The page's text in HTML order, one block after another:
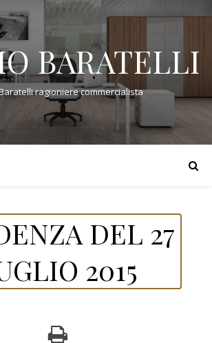
BARATELLI
ragioniere commercialista
DEL 27
2015